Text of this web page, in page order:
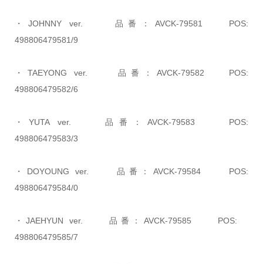
・JOHNNY ver. 品番：AVCK-79581 POS:
498806479581/9
・TAEYONG ver. 品番：AVCK-79582 POS:
498806479582/6
・YUTA ver. 品番：AVCK-79583 POS:
498806479583/3
・DOYOUNG ver. 品番：AVCK-79584 POS:
498806479584/0
・JAEHYUN ver. 品番：AVCK-79585 POS:
498806479585/7